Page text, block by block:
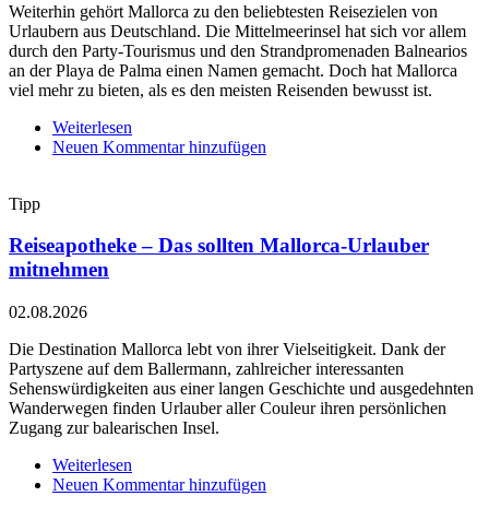
Weiterhin gehört Mallorca zu den beliebtesten Reisezielen von
Urlaubern aus Deutschland. Die Mittelmeerinsel hat sich vor allem
durch den Party-Tourismus und den Strandpromenaden Balnearios
an der Playa de Palma einen Namen gemacht. Doch hat Mallorca
viel mehr zu bieten, als es den meisten Reisenden bewusst ist.
Weiterlesen
Abseits
von
Neuen Kommentar hinzufügen
Tipp
Reiseapotheke – Das sollten Mallorca-Urlauber
mitnehmen
02.08.2026
Die Destination Mallorca lebt von ihrer Vielseitigkeit. Dank der
Partyszene auf dem Ballermann, zahlreicher interessanten
Sehenswürdigkeiten aus einer langen Geschichte und ausgedehnten
Wanderwegen finden Urlauber aller Couleur ihren persönlichen
Zugang zur balearischen Insel.
Weiterlesen
Reiseapotheke
Neuen Kommentar hinzufügen